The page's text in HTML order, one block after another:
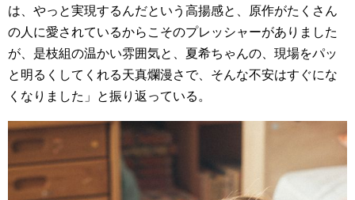
は、やっと実現するんだという高揚感と、原作がたくさん
の人に愛されているからこそのプレッシャーがありました
が、是枝組の温かい雰囲気と、夏希ちゃんの、現場をパッ
と明るくしてくれる天真爛漫さで、そんな不安はすぐにな
くなりました」と振り返っている。